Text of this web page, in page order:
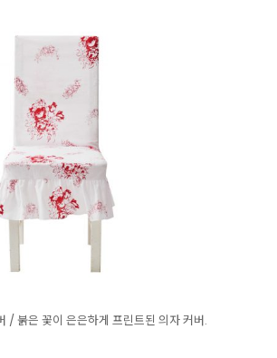
/ 붉은 꽃이 은은하게 프린트된 의자 커버.